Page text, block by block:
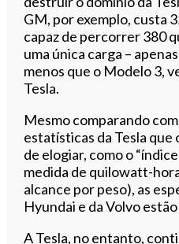
GM, por exemplo, custa
capaz de percorrer 380
uma única carga –
menos que o Modelo 3,
Tesla.
Mesmo comparando
estatísticas da Tesla que
de elogiar, como o
medida de quilowatt-
alcance por peso), as
Hyundai e da Volvo
A Tesla, no entanto,